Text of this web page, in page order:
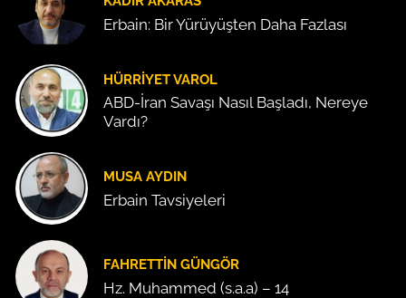
Erbain: Bir Yürüyüşten Daha Fazlası
HÜRRIYET VAROL
ABD-İran Savaşı Nasıl Başladı, Nereye
Vardı?
MUSA AYDIN
Erbain Tavsiyeleri
FAHRETTIN GÜNGÖR
Hz. Muhammed (s.a.a) – 14